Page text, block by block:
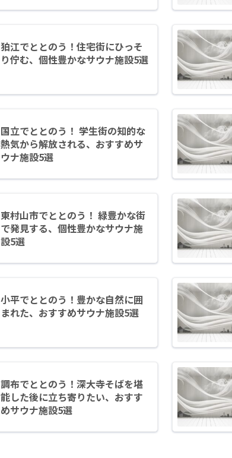
狛江でととのう！住宅街にひっそ
り佇む、個性豊かなサウナ施設5選
国立でととのう！ 学生街の知的な
熱気から解放される、おすすめサ
ウナ施設5選
東村山市でととのう！ 緑豊かな街
で発見する、個性豊かなサウナ施
設5選
小平でととのう！豊かな自然に囲
まれた、おすすめサウナ施設5選
調布でととのう！深大寺そばを堪
能した後に立ち寄りたい、おすす
めサウナ施設5選